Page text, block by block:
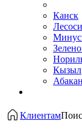
Канск
Кызыл
Абакан
Клиентам